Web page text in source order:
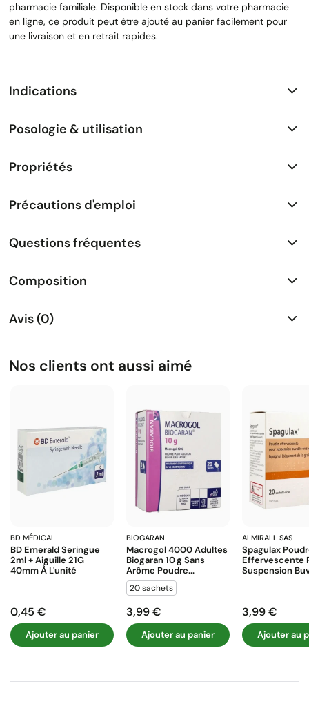
pharmacie familiale. Disponible en stock dans votre pharmacie
en ligne, ce produit peut être ajouté au panier facilement pour
une livraison et en retrait rapides.
Indications
Posologie & utilisation
Propriétés
Précautions d'emploi
Questions fréquentes
Composition
Avis (0)
Nos clients ont aussi aimé
BD MÉDICAL
BD Emerald Seringue
2ml + Aiguille 21G
40mm À L'unité
Prix
0,45 €
Ajouter au panier
BIOGARAN
Macrogol 4000 Adultes
Biogaran 10 G Sans
Arôme Poudre...
20 sachets
Prix
3,99 €
Ajouter au panier
ALMIRALL SAS
Spagulax
Effervescente
Suspension
Prix
3,99 €
Ajouter au